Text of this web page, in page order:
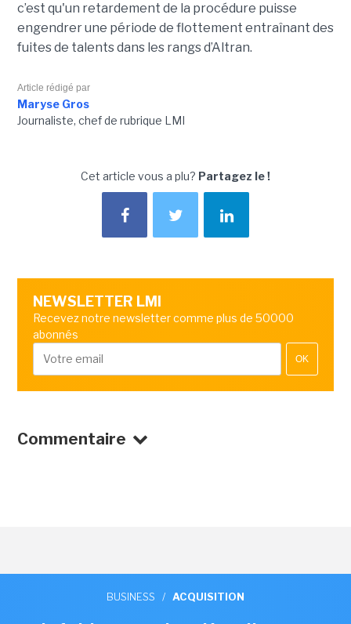
c’est qu'un retardement de la procédure puisse
engendrer une période de flottement entraînant des
fuites de talents dans les rangs d’Altran.
Article rédigé par
Maryse Gros
Journaliste, chef de rubrique LMI
Cet article vous a plu? Partagez le !
NEWSLETTER LMI
Recevez notre newsletter comme plus de 50000
abonnés
OK
Commentaire
BUSINESS / ACQUISITION